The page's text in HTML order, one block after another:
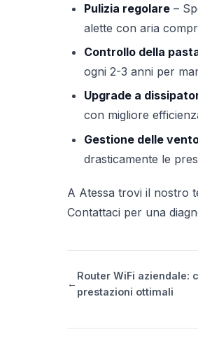
Pulizia regolare –
alette con aria
Controllo della
ogni 2-3 anni per
Upgrade a
con migliore
Gestione delle
drasticamente le
A Atessa trovi il nostro
Contattaci per una
←
Router WiFi aziendale:
prestazioni ottimali